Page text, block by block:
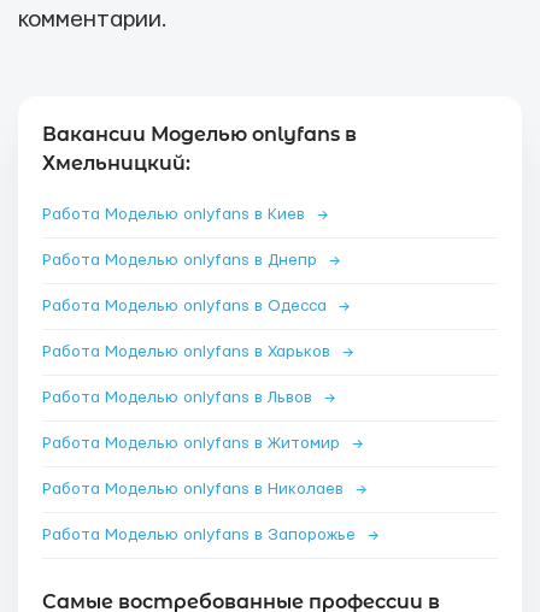
комментарии.
Вакансии Моделью onlyfans в
Хмельницкий:
Работа Моделью onlyfans в Киев →
Работа Моделью onlyfans в Днепр →
Работа Моделью onlyfans в Одесса →
Работа Моделью onlyfans в Харьков →
Работа Моделью onlyfans в Львов →
Работа Моделью onlyfans в Житомир →
Работа Моделью onlyfans в Николаев →
Работа Моделью onlyfans в Запорожье →
Самые востребованные профессии в